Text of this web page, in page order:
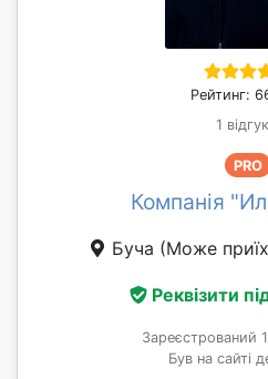
Рейтинг:
1
PRO
Компанія
Буча (Може
Реквізити
Зареєстрований
Був на сайті